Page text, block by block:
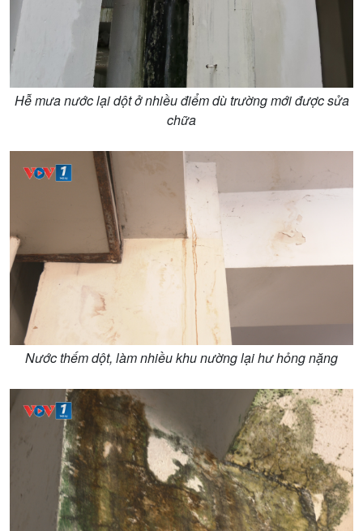
thương mại
Tìm hiểu biển, đảo Việt
Hễ mưa nước lại dột ở nhiều điểm dù trường mới được sửa
chữa
Nước thếm dột, làm nhiều khu nường lại hư hỏng nặng